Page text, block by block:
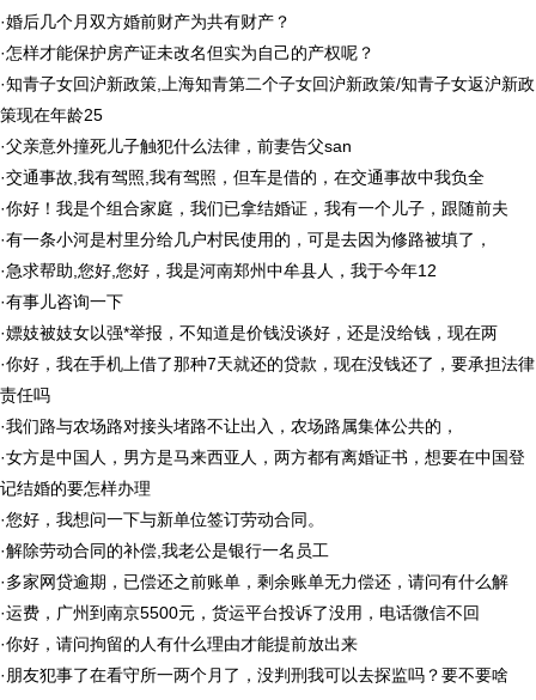
·婚后几个月双方婚前财产为共有财产？
·怎样才能保护房产证未改名但实为自己的产权呢？
·知青子女回沪新政策,上海知青第二个子女回沪新政策/知青子女返沪新政
策现在年龄25
·父亲意外撞死儿子触犯什么法律，前妻告父san
·交通事故,我有驾照,我有驾照，但车是借的，在交通事故中我负全
·你好！我是个组合家庭，我们已拿结婚证，我有一个儿子，跟随前夫
·有一条小河是村里分给几户村民使用的，可是去因为修路被填了，
·急求帮助,您好,您好，我是河南郑州中牟县人，我于今年12
·有事儿咨询一下
·嫖妓被妓女以强*举报，不知道是价钱没谈好，还是没给钱，现在两
·你好，我在手机上借了那种7天就还的贷款，现在没钱还了，要承担法律
责任吗
·我们路与农场路对接头堵路不让出入，农场路属集体公共的，
·女方是中国人，男方是马来西亚人，两方都有离婚证书，想要在中国登
记结婚的要怎样办理
·您好，我想问一下与新单位签订劳动合同。
·解除劳动合同的补偿,我老公是银行一名员工
·多家网贷逾期，已偿还之前账单，剩余账单无力偿还，请问有什么解
·运费，广州到南京5500元，货运平台投诉了没用，电话微信不回
·你好，请问拘留的人有什么理由才能提前放出来
·朋友犯事了在看守所一两个月了，没判刑我可以去探监吗？要不要啥